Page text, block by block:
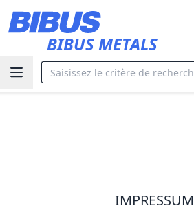
BIBUS METALS
IMPRESSUM